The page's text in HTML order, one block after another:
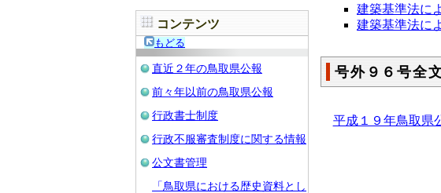
コンテンツ
もどる
直近２年の鳥取県公報
前々年以前の鳥取県公報
行政書士制度
行政不服審査制度に関する情報
公文書管理
「鳥取県における歴史資料とし
建築基準法に
建築基準法に
号外９６号全
平成１９年鳥取県